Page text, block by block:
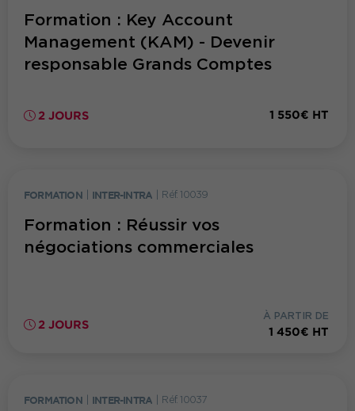
Formation : Key Account
Management (KAM) - Devenir
responsable Grands Comptes
2 JOURS 1 550€ HT
FORMATION INTER-INTRA Réf. 10039
Formation : Réussir vos
négociations commerciales
2 JOURS
À PARTIR DE
1 450€ HT
FORMATION INTER-INTRA Réf. 10037